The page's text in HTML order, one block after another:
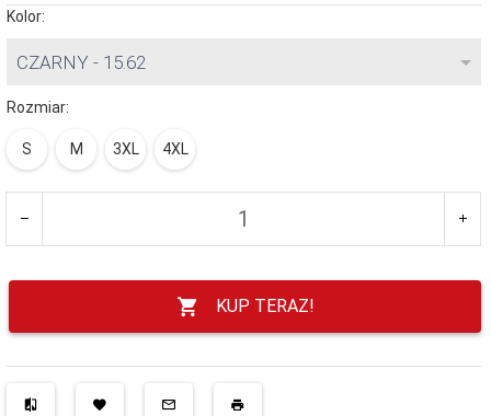
Kolor:
CZARNY - 15.62
Rozmiar:
S M 3XL 4XL
KUP TERAZ!